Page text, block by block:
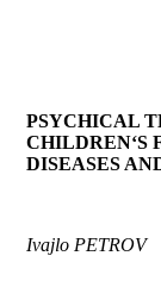
PSYCHICAL
CHILDREN‘S
DISEASES
Ivajlo PETROV